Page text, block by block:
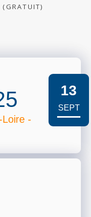
-
13
SEPT